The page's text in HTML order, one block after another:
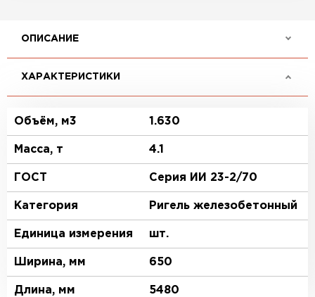
ОПИСАНИЕ
ХАРАКТЕРИСТИКИ
Объём, м3 1.630
Масса, т 4.1
ГОСТ Серия ИИ 23-2/70
Категория Ригель железобетонный
Единица измерения шт.
Ширина, мм 650
Длина, мм 5480